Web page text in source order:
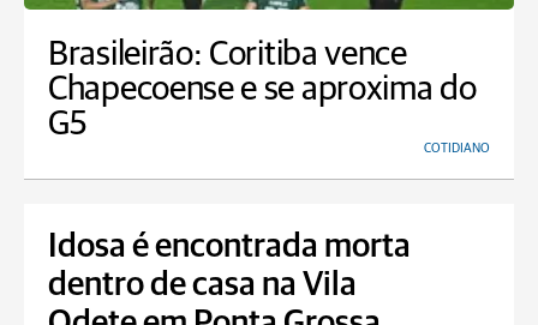
Brasileirão: Coritiba vence
Chapecoense e se aproxima do
G5
COTIDIANO
Idosa é encontrada morta
dentro de casa na Vila